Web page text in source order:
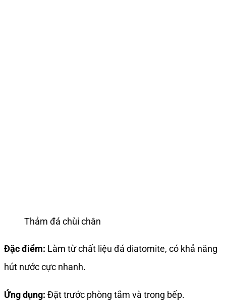
Thảm đá chùi chân
Đặc điểm: Làm từ chất liệu đá diatomite, có khả năng
hút nước cực nhanh.
Ứng dụng: Đặt trước phòng tắm và trong bếp.